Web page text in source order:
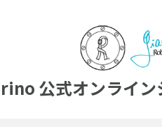
公式オンライン